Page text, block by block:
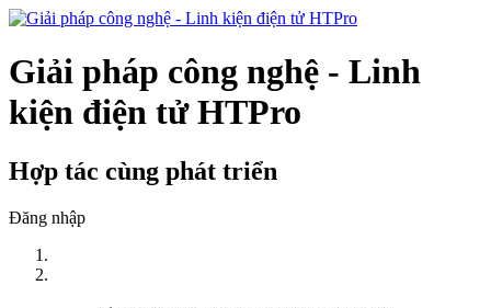
Giải pháp công nghệ - Linh
kiện điện tử HTPro
Hợp tác cùng phát triển
Đăng nhập